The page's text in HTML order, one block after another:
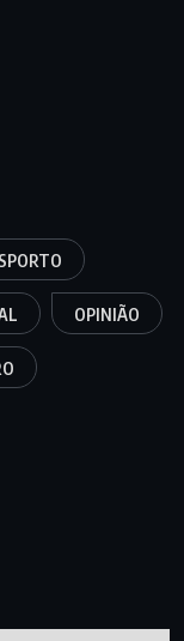
OPINIÃO